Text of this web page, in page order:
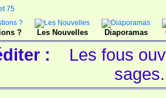
? Les Nouvelles Diaporamas
:
Les fous